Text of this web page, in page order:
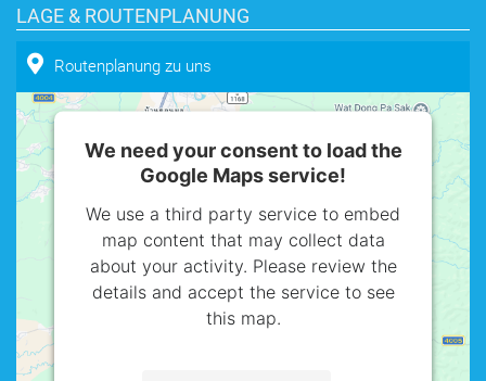
LAGE & ROUTENPLANUNG
Routenplanung zu uns
We need your consent to load the
Google Maps service!
We use a third party service to embed
map content that may collect data
about your activity. Please review the
details and accept the service to see
this map.